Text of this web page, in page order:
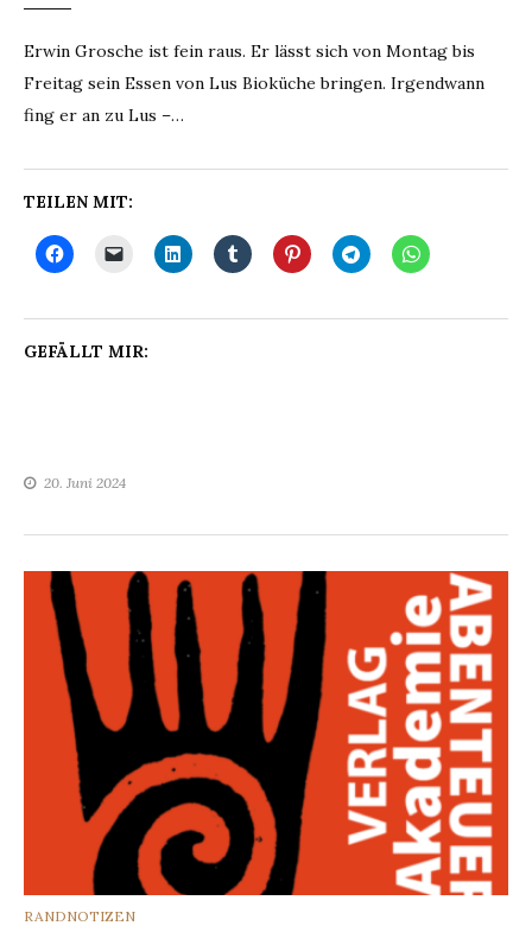
Erwin Grosche ist fein raus. Er lässt sich von Montag bis
Freitag sein Essen von Lus Bioküche bringen. Irgendwann
fing er an zu Lus –…
TEILEN MIT:
GEFÄLLT MIR:
20. Juni 2024
CATEGORIES
RANDNOTIZEN